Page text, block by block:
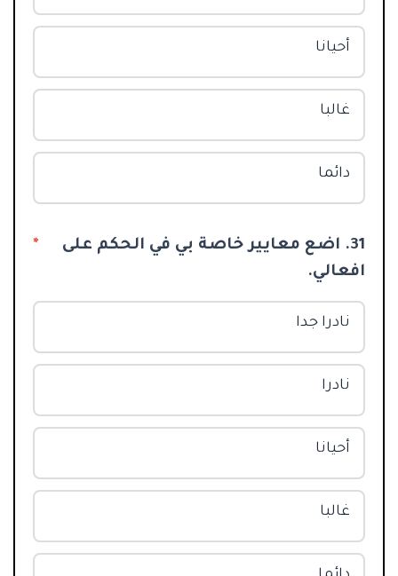
أحيانا
غالبا
دائما
31. اضع معايير خاصة بي في الحكم على
افعالي.
*
نادرا جدا
نادرا
أحيانا
غالبا